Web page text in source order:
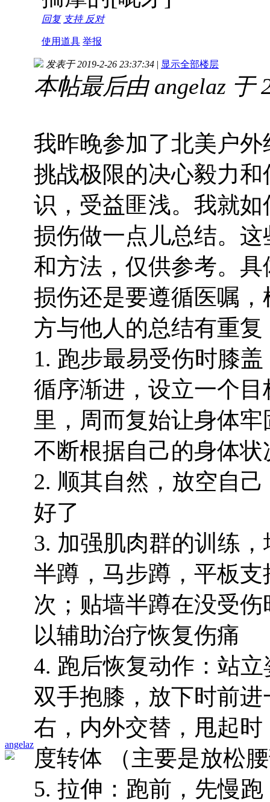
回复 支持 反对
使用道具 举报
angelaz
发表于 2019-2-26 23:37:34 | 显示全部楼层
本帖最后由 angelaz 于
我昨晚参加了北美户
挑战极限的决心毅力
识，受益匪浅。我就
损伤做一点儿总结。
和方法，仅供参考。
损伤还是要遵循医嘱
方与他人的总结有重
1. 跑步最易受伤时膝
循序渐进，设立一个
里，周而复始让身体
不断根据自己的身体
2. 顺其自然，放空自
好了
3. 加强肌肉群的训练
半蹲，马步蹲，平板
次；贴墙半蹲在没受
以辅助治疗恢复伤痛
4. 跑后恢复动作：站
双手抱膝，放下时前
右，内外交替，甩起
度转体 （主要是放松
5. 拉伸：跑前，先慢